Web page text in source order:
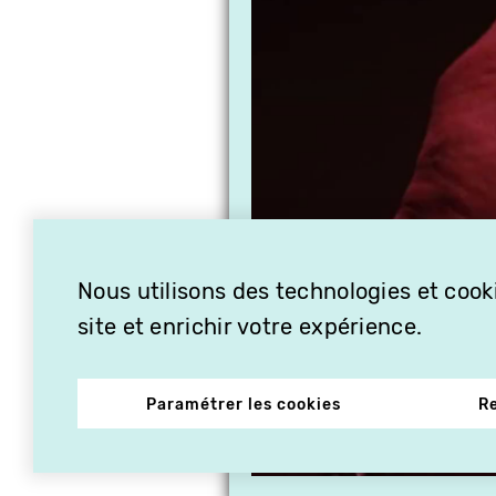
Nous utilisons des technologies et
site et enrichir votre expérience.
Paramétrer les cookies